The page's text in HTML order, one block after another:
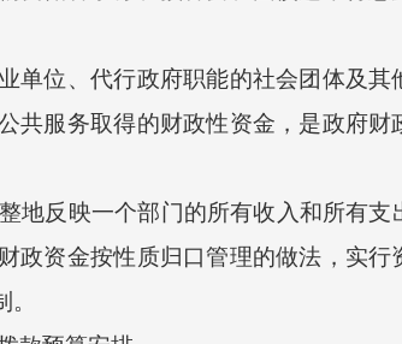
位、代行政府职能的社会团体及其
共服务取得的财政性资金，是政府财
反映一个部门的所有收入和所有支
资金按性质归口管理的做法，实行